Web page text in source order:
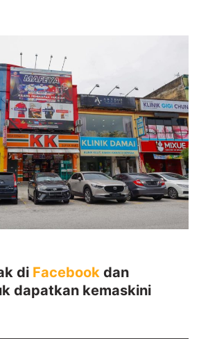
di Facebook dan
dapatkan kemaskini